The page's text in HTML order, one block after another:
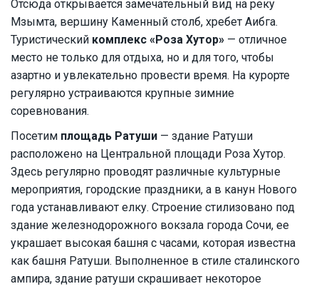
Отсюда открывается замечательный вид на реку
Мзымта, вершину Каменный столб, хребет Аибга.
Туристический комплекс «Роза Хутор» — отличное
место не только для отдыха, но и для того, чтобы
азартно и увлекательно провести время. На курорте
регулярно устраиваются крупные зимние
соревнования.
Посетим площадь Ратуши — здание Ратуши
расположено на Центральной площади Роза Хутор.
Здесь регулярно проводят различные культурные
мероприятия, городские праздники, а в канун Нового
года устанавливают елку. Строение стилизовано под
здание железнодорожного вокзала города Сочи, ее
украшает высокая башня с часами, которая известна
как башня Ратуши. Выполненное в стиле сталинского
ампира, здание ратуши скрашивает некоторое